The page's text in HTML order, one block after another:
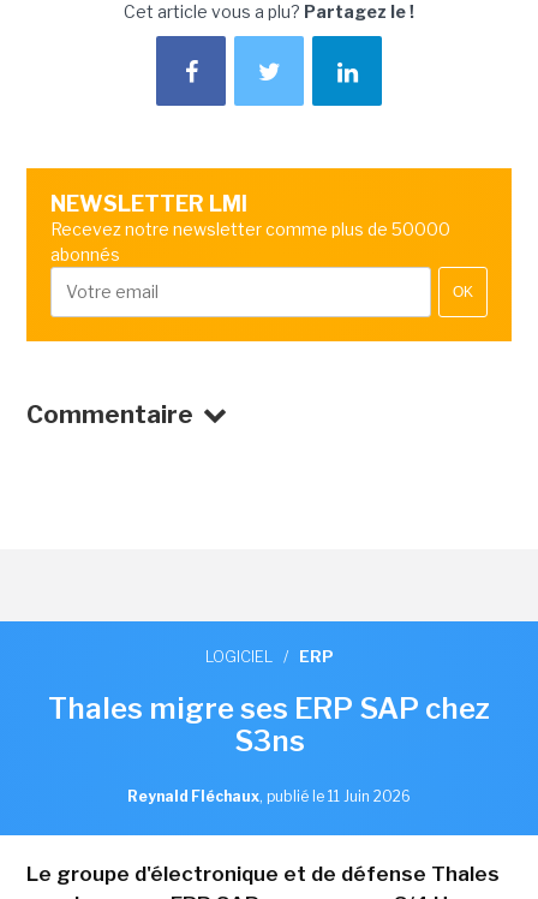
Cet article vous a plu? Partagez le !
NEWSLETTER LMI
Recevez notre newsletter comme plus de 50000
abonnés
OK
Commentaire
LOGICIEL / ERP
Thales migre ses ERP SAP chez
S3ns
Reynald Fléchaux, publié le 11 Juin 2026
Le groupe d'électronique et de défense Thales